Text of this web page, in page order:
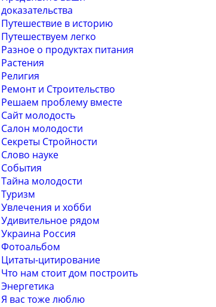
доказательства
Путешествие в историю
Путешествуем легко
Разное о продуктах питания
Растения
Религия
Ремонт и Строительство
Решаем проблему вместе
Сайт молодость
Салон молодости
Секреты Стройности
Слово науке
События
Тайна молодости
Туризм
Увлечения и хобби
Удивительное рядом
Украина Россия
Фотоальбом
Цитаты-цитирование
Что нам стоит дом построить
Энергетика
Я вас тоже люблю